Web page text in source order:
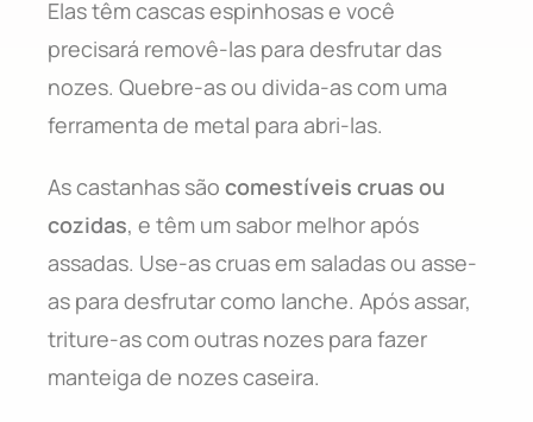
Elas têm cascas espinhosas e você
precisará removê-las para desfrutar das
nozes. Quebre-as ou divida-as com uma
ferramenta de metal para abri-las.
As castanhas são comestíveis cruas ou
cozidas, e têm um sabor melhor após
assadas. Use-as cruas em saladas ou asse-
as para desfrutar como lanche. Após assar,
triture-as com outras nozes para fazer
manteiga de nozes caseira.